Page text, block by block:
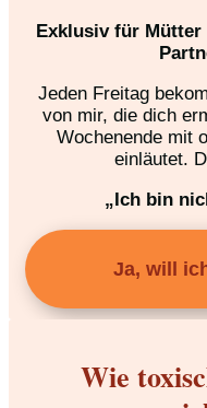
Exklusiv für
Jeden Freitag
von mir, die dich
Wochenende mit
einläutet.
„Ich bin
Ja, will
Wie